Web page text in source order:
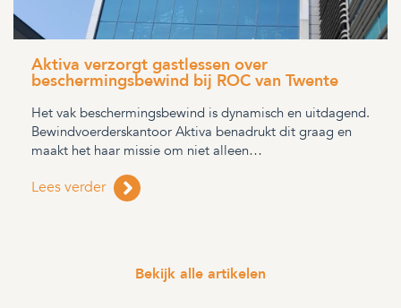
Aktiva verzorgt gastlessen over
beschermingsbewind bij ROC van Twente
Het vak beschermingsbewind is dynamisch en uitdagend.
Bewindvoerderskantoor Aktiva benadrukt dit graag en
maakt het haar missie om niet alleen…
Lees verder
Bekijk alle artikelen